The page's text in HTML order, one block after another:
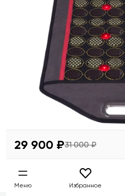
29 900 ₽31 000 ₽
Меню Избранное